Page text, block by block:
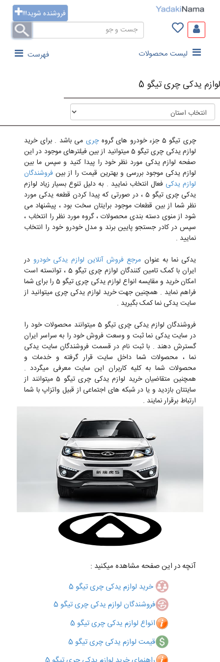
فروشنده شوید!!!
لیست محصولات فهرست
لوازم یدکی چری تیگو 5
چری تیگو 5 جزء خودرو های گروه چری می باشد . برای خرید
لوازم یدکی چری تیگو 5 میتوانید از بین فیلترهای موجود در این
صفحه لوازم یدکی مورد نظر خود را پیدا کنید و سپس ما بین
لوازم یدکی موجود بررسی و بهترین قیمت را از بین فروشندگان
لوازم یدکی فعال انتخاب نمایید . به دلیل تنوع بسیار زیاد لوازم
یدکی چری تیگو 5 ، در صورتی که پیدا کردن قطعه یدکی مورد
نظر شما از بین قطعات موجود برایتان سخت بود ، پیشنهاد می
شود از منوی دسته بندی محصولات ، گروه مورد نظر را انتخاب ،
سپس در کادر جستجو پایین برند و مدل خودرو خود را انتخاب
نمایید .
یدکی نما به عنوان مرجع فروش آنلاین لوازم یدکی خودرو در
ایران با کمک تامین کنندگان لوازم چری تیگو 5 ، توانسته است
امکان خرید و مقایسه انواع لوازم یدکی چری تیگو 5 را برای شما
فراهم نماید . همچنین جهت خرید لوازم یدکی چری میتوانید از
سایت یدکی نما کمک بگیرید .
فروشندگان لوازم یدکی چری تیگو 5 میتوانند محصولات خود را
در سایت یدکی نما ثبت و وسعت فروش خود را به سراسر ایران
گسترش دهند . با ثبت نام در قسمت فروشندگان سایت یدکی
نما ، محصولات شما داخل سایت قرار گرفته و خدمات و
محصولات شما به کلیه کاربران این سایت معرفی میگردد .
همچنین متقاضیان خرید لوازم یدکی چری تیگو 5 میتوانند از
سایتتان بازدید و یا در شبکه های اجتماعی از قبیل واتزاپ با شما
ارتباط برقرار نمایند .
آنچه در این صفحه مشاهده میکنید :
خرید لوازم یدکی چری تیگو 5
فروشندگان لوازم یدکی چری تیگو 5
انواع لوازم یدکی چری تیگو 5
قیمت لوازم یدکی چری تیگو 5